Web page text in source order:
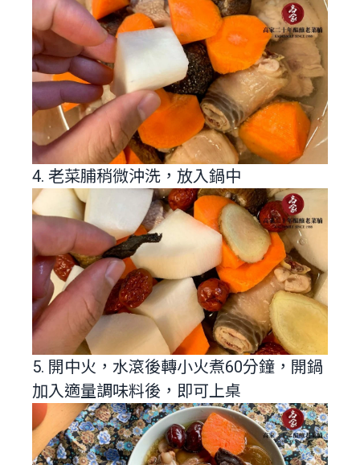
4. 老菜脯稍微沖洗，放入鍋中
5. 開中火，水滾後轉小火煮60分鐘，開鍋
加入適量調味料後，即可上桌